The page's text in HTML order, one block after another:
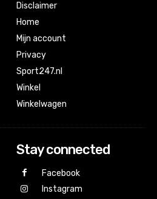
Disclaimer
Home
Mijn account
Privacy
Sport247.nl
Winkel
Winkelwagen
Stay connected
Facebook
Instagram